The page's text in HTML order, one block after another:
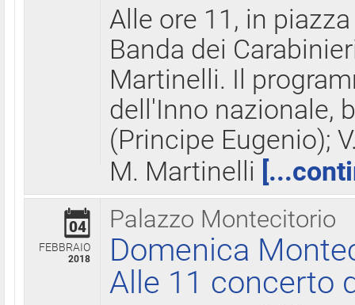
Alle ore 11, in
Banda dei
Martinelli. Il
dell'Inno nazionale,
(Principe Eugenio);
M. Martinelli
Palazzo Montecitorio
04
FEBBRAIO
2018
Domenica
Alle 11 concerto